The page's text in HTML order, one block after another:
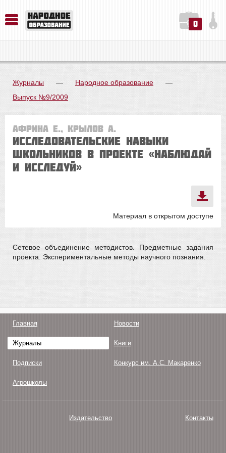
0
Журналы — Народное образование
—
Выпуск №9/2009
Африна Е., Крылов А.
Исследовательские навыки
школьников в проекте «Наблюдай
и исследуй»
Материал в открытом доступе
Сетевое объединение методистов. Предметные задания
проекта. Экспериментальные методы научного познания.
Главная Новости
Журналы Книги
Подписки Конкурс им. А.С. Макаренко
Агрошколы
Издательство Контакты